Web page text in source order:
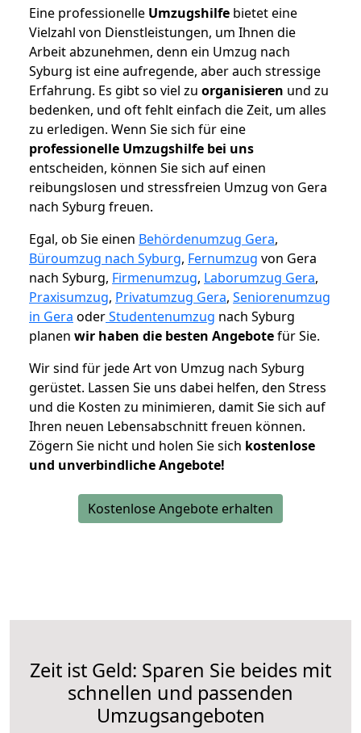
Eine professionelle Umzugshilfe bietet eine
Vielzahl von Dienstleistungen, um Ihnen die
Arbeit abzunehmen, denn ein Umzug nach
Syburg ist eine aufregende, aber auch stressige
Erfahrung. Es gibt so viel zu organisieren und zu
bedenken, und oft fehlt einfach die Zeit, um alles
zu erledigen. Wenn Sie sich für eine
professionelle Umzugshilfe bei uns
entscheiden, können Sie sich auf einen
reibungslosen und stressfreien Umzug von Gera
nach Syburg freuen.
Egal, ob Sie einen Behördenumzug Gera,
Büroumzug nach Syburg, Fernumzug von Gera
nach Syburg, Firmenumzug, Laborumzug Gera,
Praxisumzug, Privatumzug Gera, Seniorenumzug
in Gera oderStudentenumzug nach Syburg
planen wir haben die besten Angebotefür Sie.
Wir sind für jede Art von Umzug nach Syburg
gerüstet. Lassen Sie uns dabei helfen, den Stress
und die Kosten zu minimieren, damit Sie sich auf
Ihren neuen Lebensabschnitt freuen können.
Zögern Sie nicht und holen Sie sich kostenlose
und unverbindliche Angebote!
Kostenlose Angebote erhalten
Zeit ist Geld: Sparen Sie beides mit
schnellen und passenden
Umzugsangeboten